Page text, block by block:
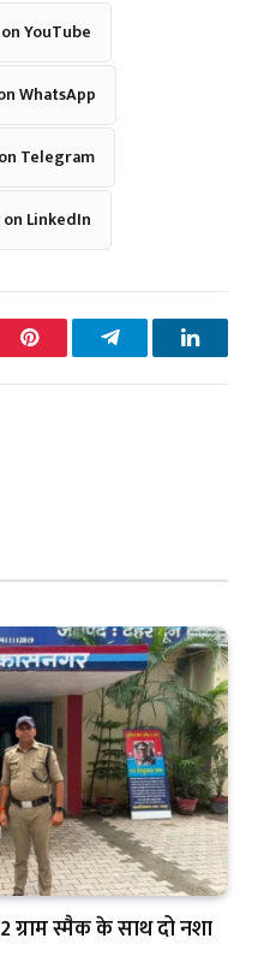
YouTube
WhatsApp
Telegram
LinkedIn
Pinterest Telegram
ग्राम स्मैक के साथ दो नशा